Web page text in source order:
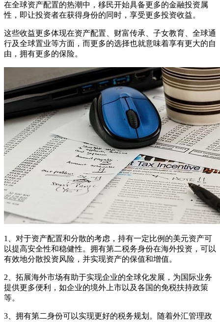
在全球资产配置的热潮中，移民开始具备更多的金融投资属
性，即让投资者在获得身份的同时，享受更多投资收益。
这些收益更多体现在资产配置、财富传承、子女教育、全球通
行及全球置业等方面，而更多的选择也就意味着享有更大的自
由，拥有更多的保险。
1、对于资产配置和分散的考虑，持有一定比例的美元资产可
以提高安全性和稳健性。拥有第二税务身份在海外投资，可以
有效地分散投资风险，并实现资产的保值和增值。
2、拓展海外市场有助于实现企业的全球化发展，为国际业务
提供更多便利，如企业的境外上市以及各国的免税扶持政策
等。
3、拥有第二身份可以实现更好的税务规划。随着外汇管理政